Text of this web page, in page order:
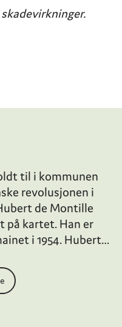
til i kommunen
revolusjonen i
de Montille
på kartet. Han er
i 1954. Hubert
spor på
regime ligger i